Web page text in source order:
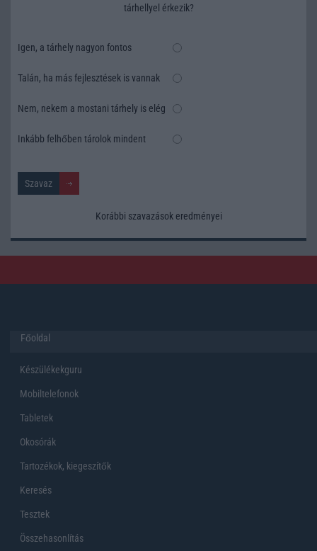
tárhellyel érkezik?
Igen, a tárhely nagyon fontos
Talán, ha más fejlesztések is vannak
Nem, nekem a mostani tárhely is elég
Inkább felhőben tárolok mindent
Korábbi szavazások eredményei
Főoldal
Készülékekguru
Mobiltelefonok
Tabletek
Okosórák
Tartozékok, kiegeszítők
Keresés
Tesztek
Összehasonlítás